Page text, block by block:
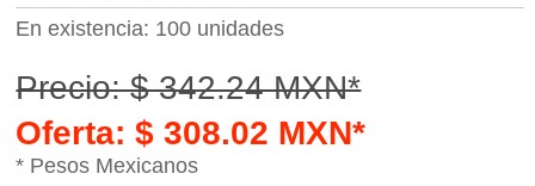
En existencia: 100 unidades
Precio: $ 342.24 MXN*
Oferta: $ 308.02 MXN*
* Pesos Mexicanos